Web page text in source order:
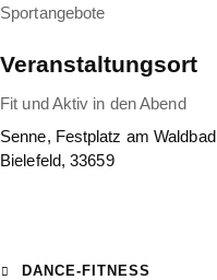
Sportangebote
Veranstaltungsort
Fit und Aktiv in den Abend
Senne, Festplatz am Waldbad
Bielefeld, 33659
DANCE-FITNESS